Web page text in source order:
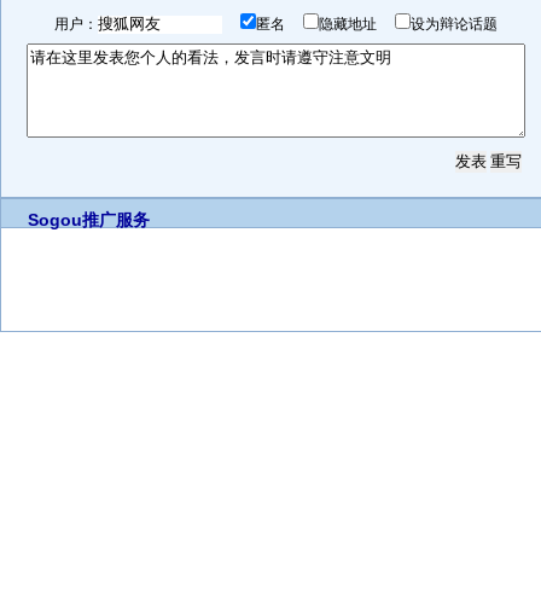
用户： 匿名 隐藏地址 设为辩论话题
Sogou推广服务